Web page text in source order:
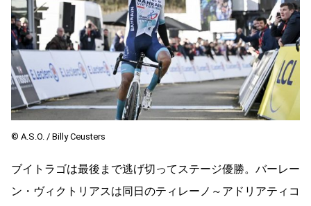
© A.S.O. / Billy Ceusters
ブイトラゴは最後まで逃げ切ってステージ優勝。バーレー
ン・ヴィクトリアスは同日のティレーノ～アドリアティコ